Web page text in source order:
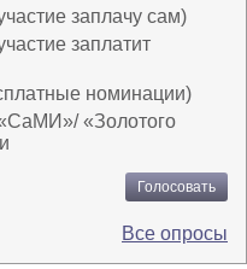
заплачу сам)
заплатит
номинации)
«Золотого
Все опросы